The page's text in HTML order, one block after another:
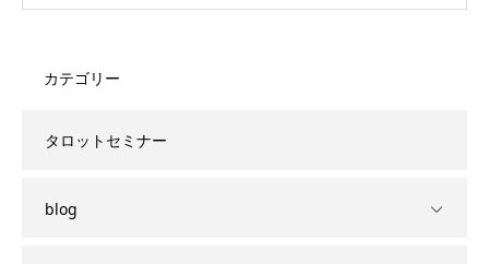
カテゴリー
タロットセミナー
blog